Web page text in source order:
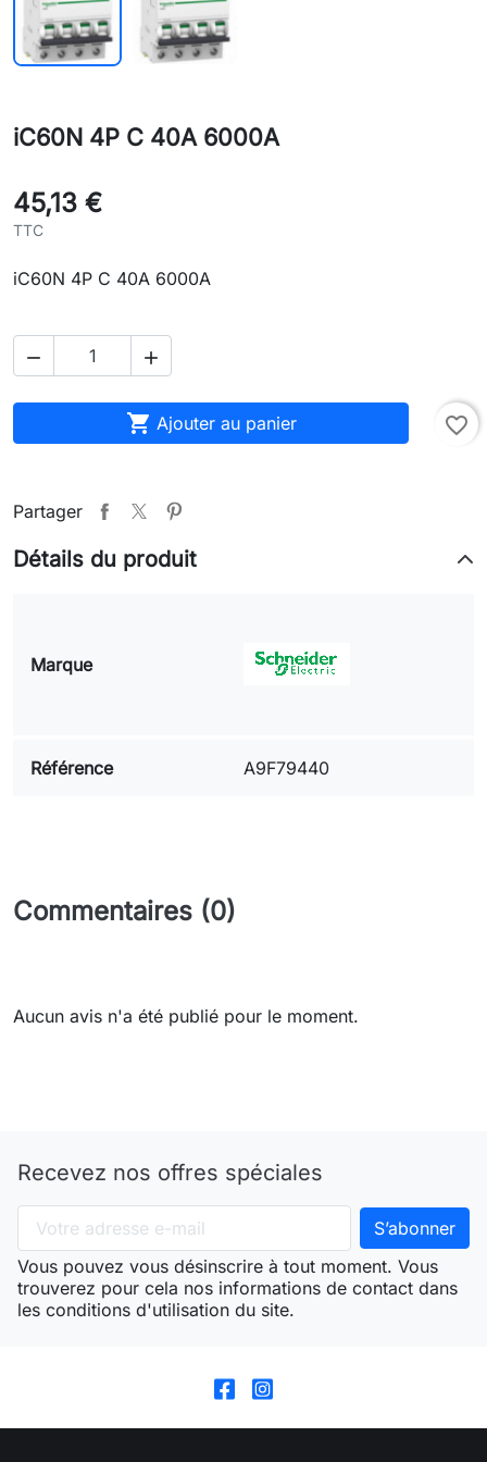
iC60N 4P C 40A 6000A
45,13 €
TTC
iC60N 4P C 40A 6000A
 
 Ajouter au panier favorite_border
Partager
Détails du produit
Marque
Référence A9F79440
Commentaires (0)
Aucun avis n'a été publié pour le moment.
Recevez nos offres spéciales
Vous pouvez vous désinscrire à tout moment. Vous
trouverez pour cela nos informations de contact dans
les conditions d'utilisation du site.